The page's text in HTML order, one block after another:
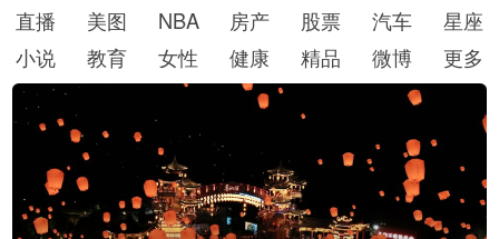
直播
美图 NBA 房产 股票 汽车
星座
小说
教育 女性 健康 精品 微博 更多